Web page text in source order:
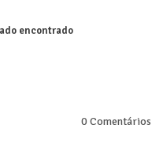
encontrado
0 Comentários